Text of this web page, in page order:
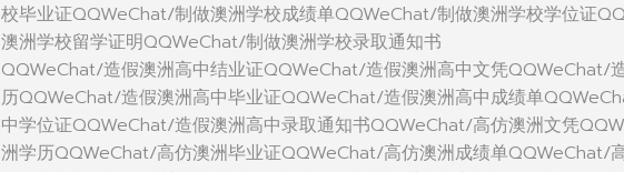
校毕业证QQWeChat/制做澳洲学校成绩单QQWeChat/制做澳洲学校学位证
澳洲学校留学证明QQWeChat/制做澳洲学校录取通知书
QQWeChat/造假澳洲高中结业证QQWeChat/造假澳洲高中文凭QQWeChat/
历QQWeChat/造假澳洲高中毕业证QQWeChat/造假澳洲高中成绩单
中学位证QQWeChat/造假澳洲高中录取通知书QQWeChat/高仿澳洲文凭
洲学历QQWeChat/高仿澳洲毕业证QQWeChat/高仿澳洲成绩单QQWeChat/